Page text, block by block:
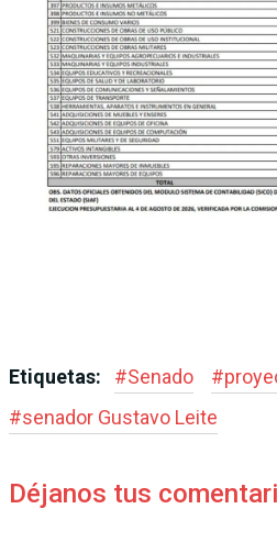
Etiquetas: #Senado #
#senador Gustavo Leite
Déjanos tus